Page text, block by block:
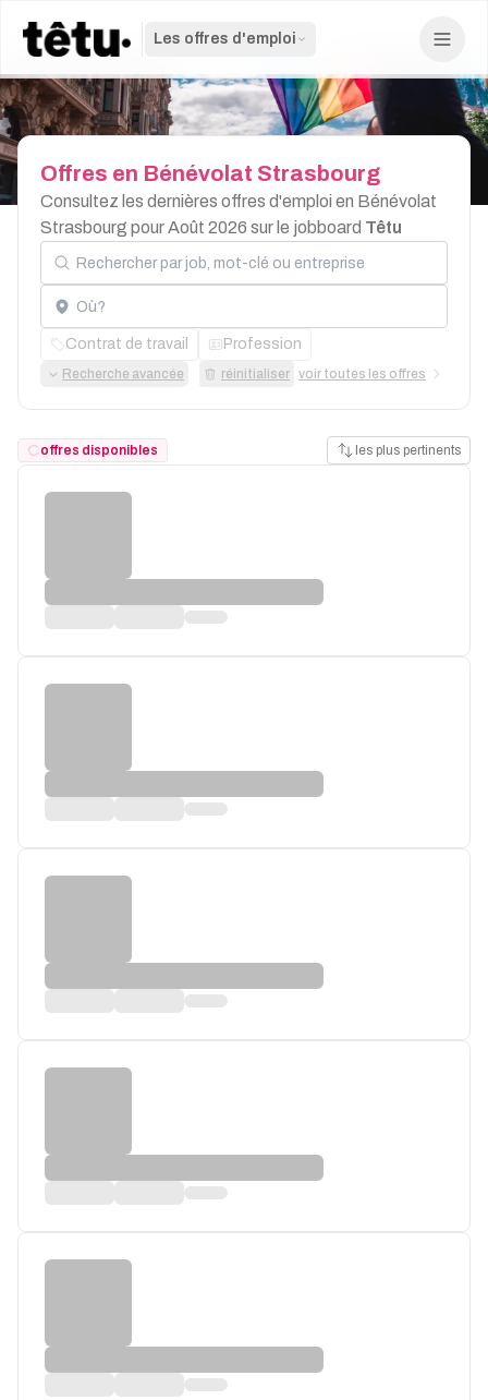
Les offres d'emploi
Offres en Bénévolat Strasbourg
Consultez les dernières offres d'emploi en Bénévolat
Strasbourg pour Août 2026 sur le jobboard Têtu
Rechercher par job, mot-clé ou entreprise
Localisation
Contrat de travail Profession
Recherche avancée réinitialiser voir toutes les offres
offres disponibles les plus pertinents